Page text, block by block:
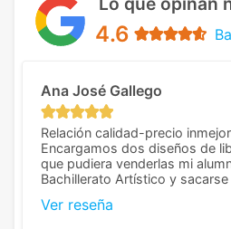
4.6
Ana José Gallego
Relación calidad-precio
Encargamos dos diseños de
que pudiera venderlas mi
Bachillerato Artístico y sacarse
diferencia, con libretas de muy
Ver reseña